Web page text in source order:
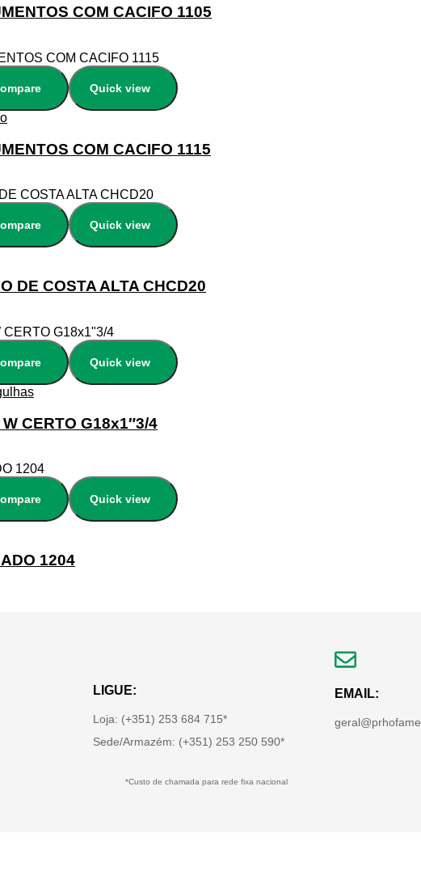
COM CACIFO 1105
Quick view
COM CACIFO 1115
Quick view
DE COSTA ALTA CHCD20
Quick view
CERTO G18x1″3/4
Quick view
1204
LIGUE:
Loja: (+351) 253 684 715*
Sede/Armazém: (+351) 253 250 590*
*Custo de chamada para rede fixa nacional
EMAIL: